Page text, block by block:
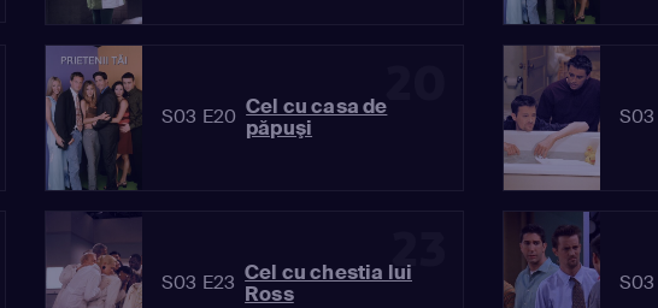
S03 E20 Cel cu casa de
păpuşi
S03
23
S03 E23 Cel cu chestia lui
Ross
S03